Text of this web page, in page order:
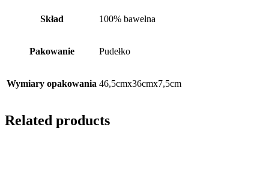
Skład 100% bawełna
Pakowanie Pudełko
Wymiary opakowania 46,5cmx36cmx7,5cm
Related products